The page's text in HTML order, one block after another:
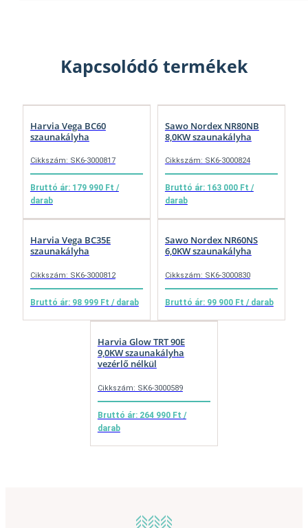
Kapcsolódó termékek
Harvia Vega BC60
szaunakályha
Cikkszám: SK6-3000817
Bruttó ár: 179 990 Ft /
darab
Sawo Nordex NR80NB
8,0KW szaunakályha
Cikkszám: SK6-3000824
Bruttó ár: 163 000 Ft /
darab
Harvia Vega BC35E
szaunakályha
Cikkszám: SK6-3000812
Bruttó ár: 98 999 Ft / darab
Sawo Nordex NR60NS
6,0KW szaunakályha
Cikkszám: SK6-3000830
Bruttó ár: 99 900 Ft / darab
Harvia Glow TRT 90E
9,0KW szaunakályha
vezérlő nélkül
Cikkszám: SK6-3000589
Bruttó ár: 264 990 Ft /
darab